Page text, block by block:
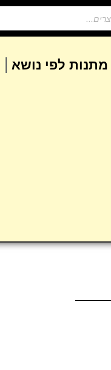
מתנות לפי נושא